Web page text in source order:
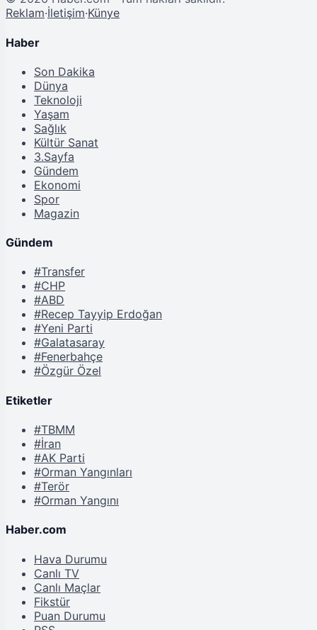
Reklam·İletişim·Künye
Haber
Son Dakika
Dünya
Teknoloji
Yaşam
Sağlık
Kültür Sanat
3.Sayfa
Gündem
Ekonomi
Spor
Magazin
Gündem
#Transfer
#CHP
#ABD
#Recep Tayyip Erdoğan
#Yeni Parti
#Galatasaray
#Fenerbahçe
#Özgür Özel
Etiketler
#TBMM
#İran
#AK Parti
#Orman Yangınları
#Terör
#Orman Yangını
Haber.com
Hava Durumu
Canlı TV
Canlı Maçlar
Fikstür
Puan Durumu